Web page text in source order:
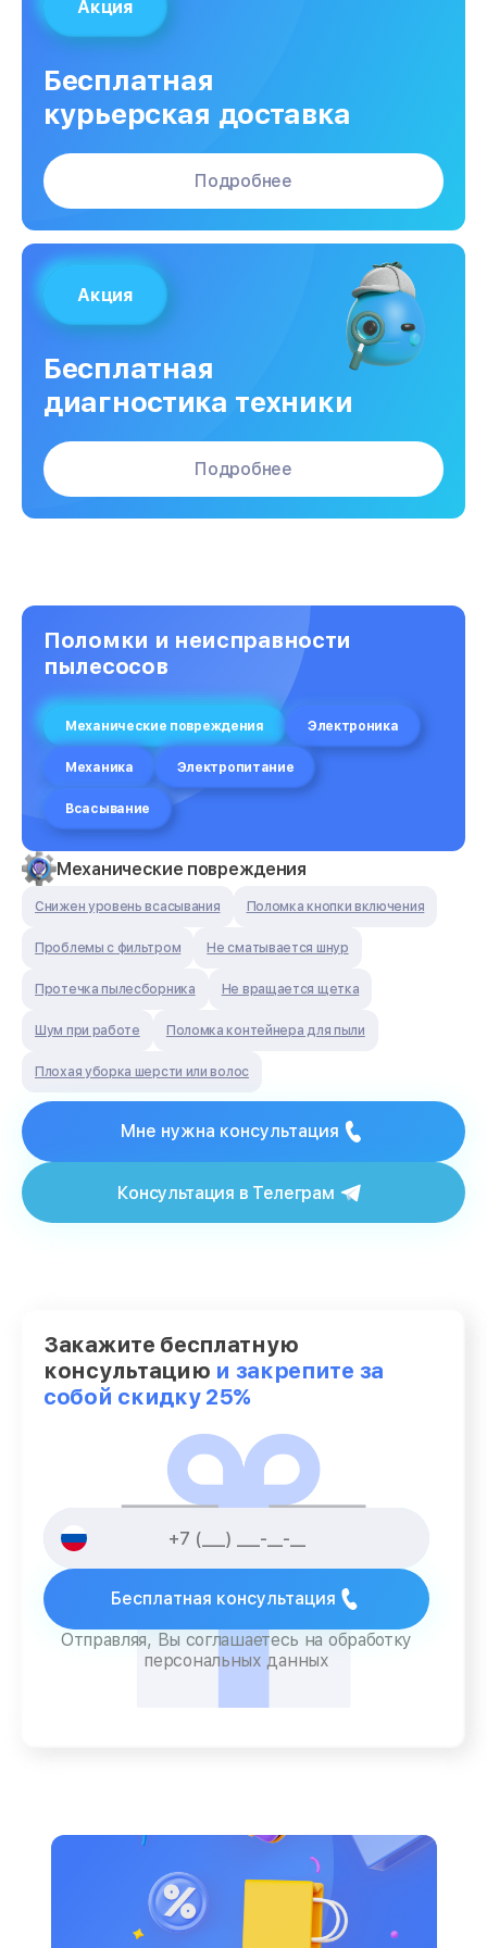
Акция
Бесплатная
курьерская доставка
Подробнее
Акция
Бесплатная
диагностика техники
Подробнее
Поломки и неисправности
пылесосов
Механические повреждения Электроника
Механика Электропитание
Всасывание
Механические повреждения
Снижен уровень всасывания Поломка кнопки включения
Проблемы с фильтром Не сматывается шнур
Протечка пылесборника Не вращается щетка
Шум при работе Поломка контейнера для пыли
Плохая уборка шерсти или волос
Мне нужна консультация
Консультация в Телеграм
Закажите бесплатную
консультацию и закрепите за
собой скидку 25%
Бесплатная консультация
Отправляя, Вы соглашаетесь на обработку
персональных данных